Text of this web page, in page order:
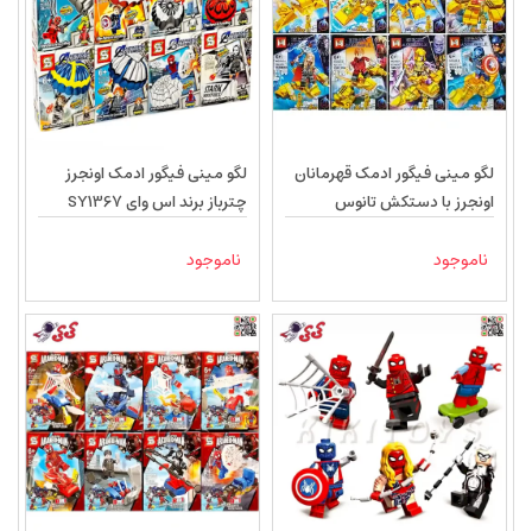
لگو مینی فیگور ادمک قهرمانان
اونجرز با دستکش تانوس
ناموجود
لگو مینی فیگور ادمک اونجرز
چترباز برند اس وای SY1367
ناموجود